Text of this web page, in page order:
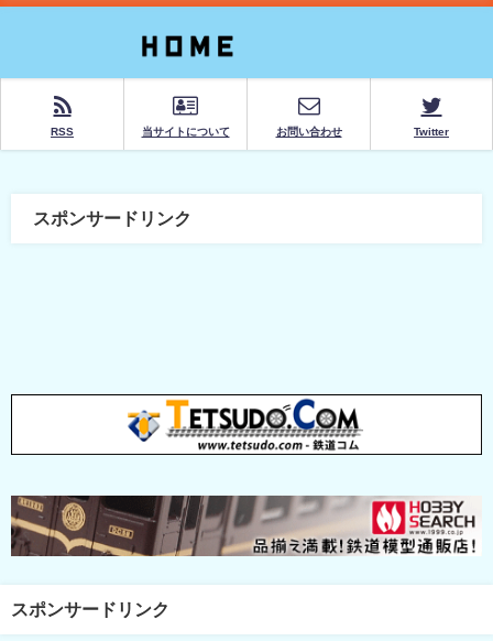
RSS 当サイトについて お問い合わせ Twitter
スポンサードリンク
スポンサードリンク